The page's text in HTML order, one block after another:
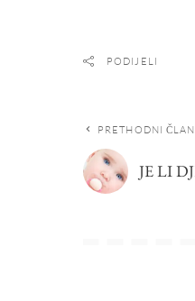
PODIJELI
PRETHODNI
JE LI